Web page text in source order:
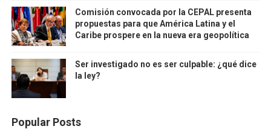
Comisión convocada por la CEPAL presenta
propuestas para que América Latina y el
Caribe prospere en la nueva era geopolítica
Ser investigado no es ser culpable: ¿qué dice
la ley?
Popular Posts